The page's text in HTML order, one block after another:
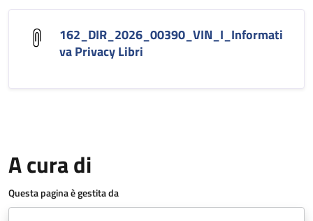
162_DIR_2026_00390_VIN_I_Informati
va Privacy Libri
A cura di
Questa pagina è gestita da